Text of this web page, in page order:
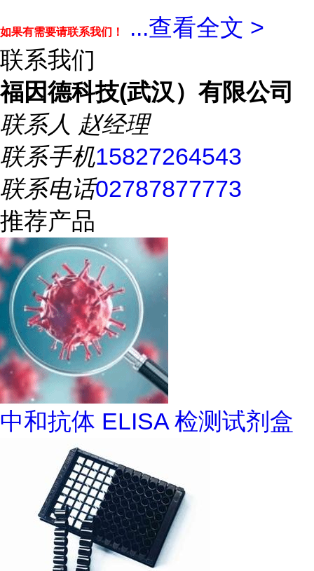
如果有需要请联系我们！ ...查看全文 >
联系我们
福因德科技(武汉）有限公司
联系人 赵经理
联系手机15827264543
联系电话02787877773
推荐产品
中和抗体 ELISA 检测试剂盒